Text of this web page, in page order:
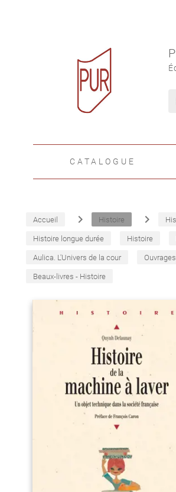
CATALOGUE
Accueil navigate_next Histoire navigate_next
Histoire longue durée Histoire
Aulica. L'Univers de la cour
Beaux-livres - Histoire